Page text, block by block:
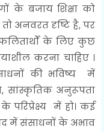
के बजाय शिक्षा को
अनवरत दृष्टि है, पर
के लिए कुछ
करना चाहिए ।
की भविष्य में
सांस्कृतिक अनुरूपता
परिप्रेक्ष्य में हो। कई
में संसाधनों के अभाव